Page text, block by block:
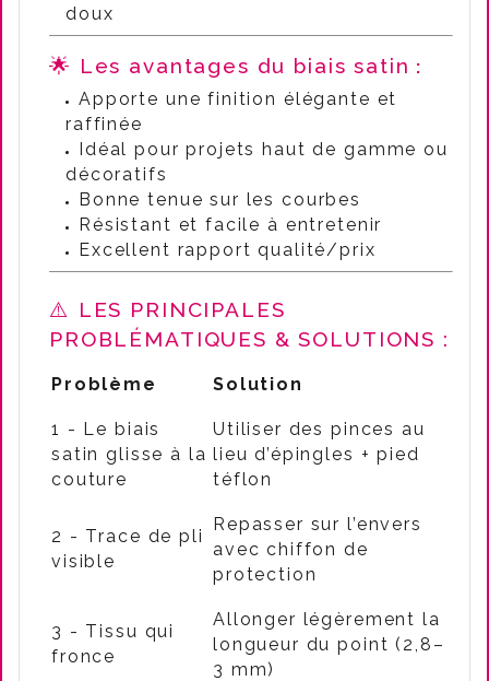
doux
🌟 Les avantages du biais satin :
Apporte une finition élégante et
raffinée
Idéal pour projets haut de gamme ou
décoratifs
Bonne tenue sur les courbes
Résistant et facile à entretenir
Excellent rapport qualité/prix
⚠️ LES PRINCIPALES
PROBLÉMATIQUES & SOLUTIONS :
Problème Solution
1 - Le biais
satin glisse à la
couture
Utiliser des pinces au
lieu d’épingles + pied
téflon
2 - Trace de pli
visible
Repasser sur l’envers
avec chiffon de
protection
3 - Tissu qui
fronce
Allonger légèrement la
longueur du point (2,8–
3 mm)